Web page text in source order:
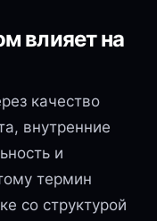
влияет на
качество
внутренние
и
термин
со структурой